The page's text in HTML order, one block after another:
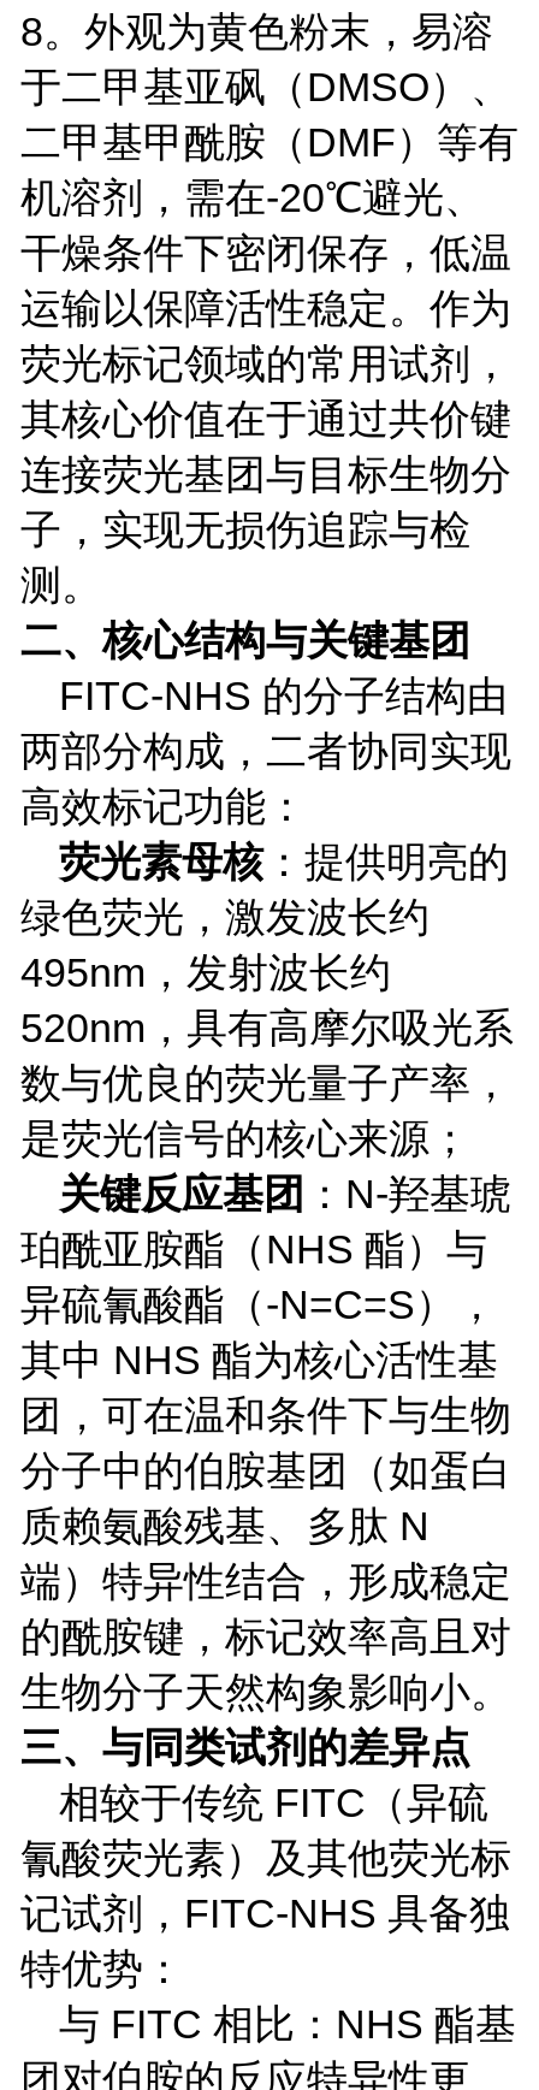
8。外观为黄色粉末，易溶
于二甲基亚砜（DMSO）、
二甲基甲酰胺（DMF）等有
机溶剂，需在-20℃避光、
干燥条件下密闭保存，低温
运输以保障活性稳定。作为
荧光标记领域的常用试剂，
其核心价值在于通过共价键
连接荧光基团与目标生物分
子，实现无损伤追踪与检
测。
二、核心结构与关键基团
FITC-NHS 的分子结构由
两部分构成，二者协同实现
高效标记功能：
荧光素母核：提供明亮的
绿色荧光，激发波长约
495nm ，发射波长约
520nm ，具有高摩尔吸光系
数与优良的荧光量子产率，
是荧光信号的核心来源；
关键反应基团 ： N-羟基琥
珀酰亚胺酯（NHS 酯）与
异硫氰酸酯（-N=C=S），
其中 NHS 酯为核心活性基
团，可在温和条件下与生物
分子中的伯胺基团（如蛋白
质赖氨酸残基、多肽 N
端）特异性结合，形成稳定
的酰胺键，标记效率高且对
生物分子天然构象影响小。
三、与同类试剂的差异点
相较于传统 FITC （异硫
氰酸荧光素）及其他荧光标
记试剂， FITC-NHS 具备独
特优势：
与 FITC 相比： NHS 酯基
团对伯胺的反应特异性更